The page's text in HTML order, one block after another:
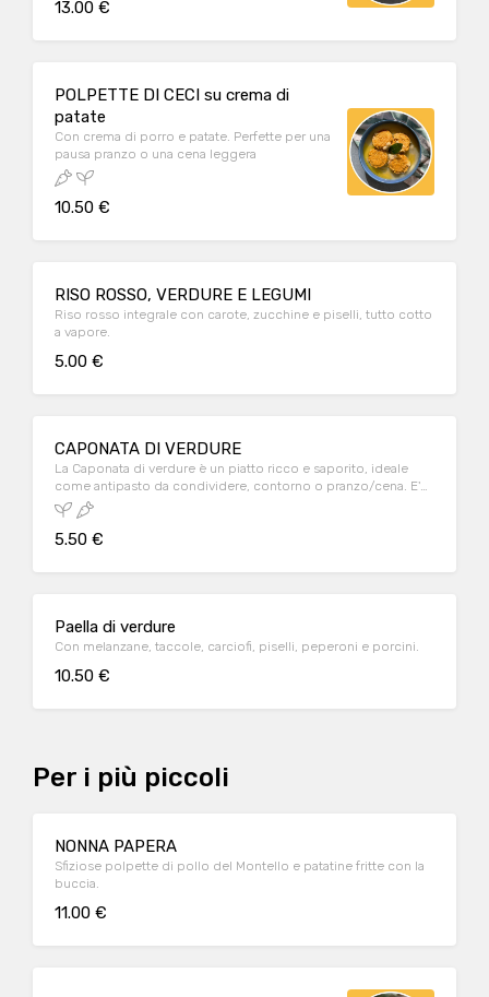
13.00 €
POLPETTE DI CECI su crema di
patate
Con crema di porro e patate. Perfette per una
pausa pranzo o una cena leggera
10.50 €
RISO ROSSO, VERDURE E LEGUMI
Riso rosso integrale con carote, zucchine e piselli, tutto cotto
a vapore.
5.00 €
CAPONATA DI VERDURE
La Caponata di verdure è un piatto ricco e saporito, ideale
come antipasto da condividere, contorno o pranzo/cena. E'
un piatto vegetariano e vegano.
5.50 €
Paella di verdure
Con melanzane, taccole, carciofi, piselli, peperoni e porcini.
10.50 €
Per i più piccoli
NONNA PAPERA
Sfiziose polpette di pollo del Montello e patatine fritte con la
buccia.
11.00 €